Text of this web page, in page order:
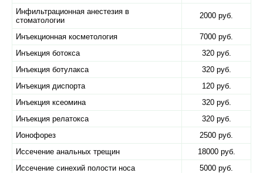
Инфильтрационная анестезия в
стоматологии
2000 руб.
Инъекционная косметология
7000 руб.
Инъекция ботокса
320 руб.
Инъекция ботулакса
320 руб.
Инъекция диспорта
120 руб.
Инъекция ксеомина
320 руб.
Инъекция релатокса
320 руб.
Ионофорез
2500 руб.
Иссечение анальных трещин
18000 руб.
Иссечение синехий полости носа
5000 руб.